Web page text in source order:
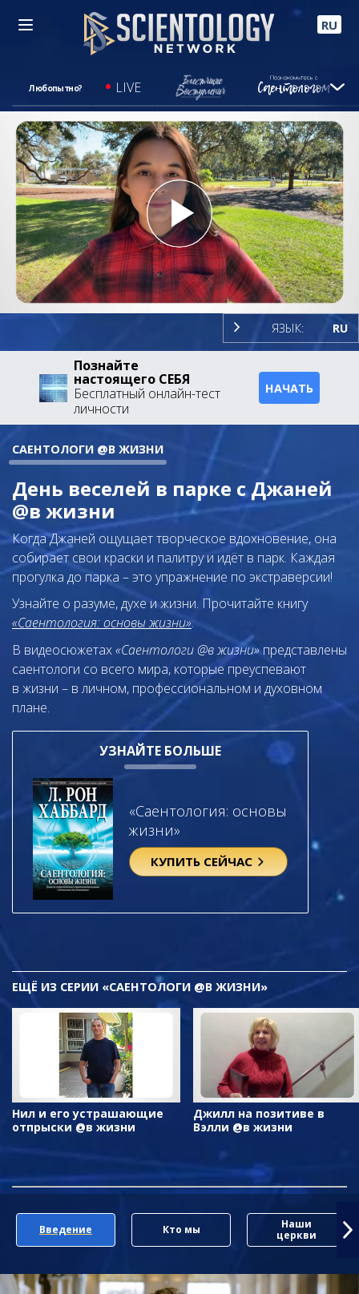
RU
Любопытно? LIVE
Play
Video
ЯЗЫК: RU
Познайте
настоящего СЕБЯ
Бесплатный онлайн-тест
личности
НАЧАТЬ
САЕНТОЛОГИ @В ЖИЗНИ
День веселей в парке с Джаней
@в жизни
Когда Джаней ощущает творческое вдохновение, она
собирает свои краски и палитру и идёт в парк. Каждая
прогулка до парка – это упражнение по экстраверсии!
Узнайте о разуме, духе и жизни. Прочитайте книгу
«Саентология: основы жизни».
В видеосюжетах«Саентологи @в жизни»представлены
саентологи со всего мира, которые преуспевают
в жизни – в личном, профессиональном и духовном
плане.
УЗНАЙТЕ БОЛЬШЕ
«Саентология: основы
жизни»
КУПИТЬ СЕЙЧАС
ЕЩЁ ИЗ СЕРИИ «САЕНТОЛОГИ @В ЖИЗНИ»
Нил и его устрашающие
отпрыски @в жизни
Джилл на позитиве в
Вэлли @в жизни
Введение Кто мы
Наши
церкви